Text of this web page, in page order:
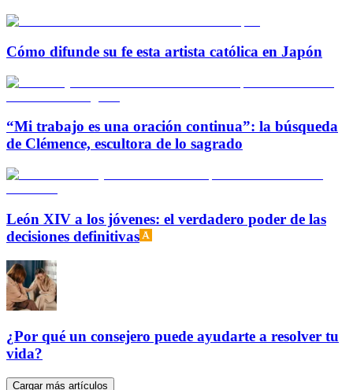
Cómo difunde su fe esta artista católica en Japón
“Mi trabajo es una oración continua”: la búsqueda
de Clémence, escultora de lo sagrado
León XIV a los jóvenes: el verdadero poder de las
decisiones definitivas
¿Por qué un consejero puede ayudarte a resolver tu
vida?
Cargar más artículos